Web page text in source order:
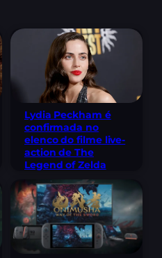
Lydia Peckham é
confirmada no
elenco do filme live-
action de The
Legend of Zelda